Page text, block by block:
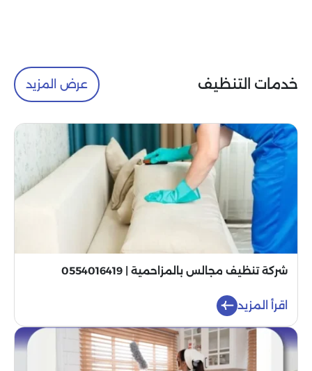
خدمات التنظيف عرض المزيد
شركة تنظيف مجالس بالمزاحمية | 0554016419
اقرأ المزيد